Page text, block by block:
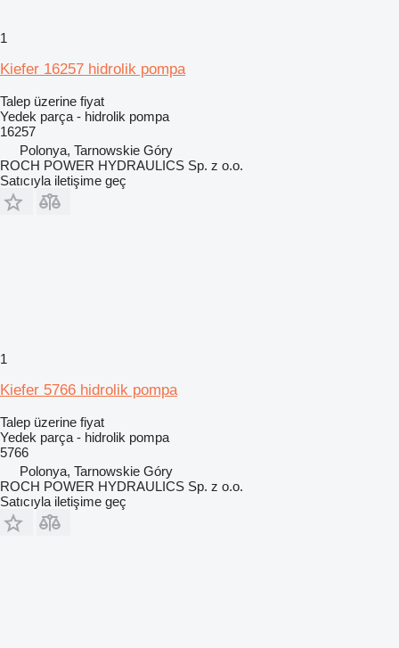
1
Kiefer 16257 hidrolik pompa
Talep üzerine fiyat
Yedek parça - hidrolik pompa
16257
Polonya, Tarnowskie Góry
ROCH POWER HYDRAULICS Sp. z o.o.
Satıcıyla iletişime geç
1
Kiefer 5766 hidrolik pompa
Talep üzerine fiyat
Yedek parça - hidrolik pompa
5766
Polonya, Tarnowskie Góry
ROCH POWER HYDRAULICS Sp. z o.o.
Satıcıyla iletişime geç